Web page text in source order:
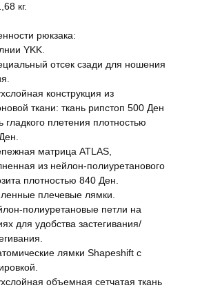
кг.
рюкзака:
YKK.
отсек сзади для ношения
конструкция из
ткани: ткань рипстоп 500 Ден
гладкого плетения плотностью
матрица ATLAS,
из нейлон-полиуретанового
плотностью 840 Ден.
плечевые лямки.
полиуретановые петли на
для удобства застегивания/
лямки Shapeshift с
объемная сетчатая ткань